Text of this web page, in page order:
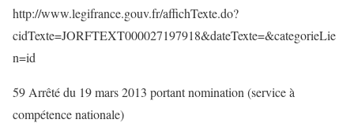
http://www.legifrance.gouv.fr/affichTexte.do?
cidTexte=JORFTEXT000027197918&dateTexte=&categorieLie
n=id
59 Arrêté du 19 mars 2013 portant nomination (service à
compétence nationale)